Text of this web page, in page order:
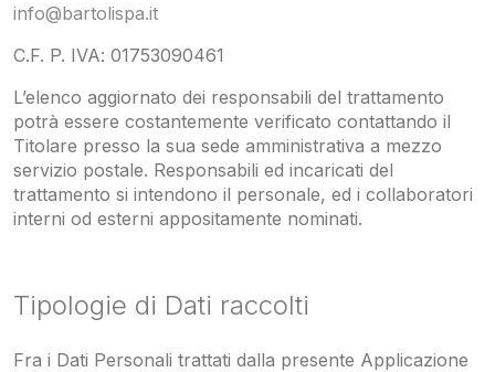
info@bartolispa.it
C.F. P. IVA: 01753090461
L’elenco aggiornato dei responsabili del trattamento
potrà essere costantemente verificato contattando il
Titolare presso la sua sede amministrativa a mezzo
servizio postale. Responsabili ed incaricati del
trattamento si intendono il personale, ed i collaboratori
interni od esterni appositamente nominati.
Tipologie di Dati raccolti
Fra i Dati Personali trattati dalla presente Applicazione